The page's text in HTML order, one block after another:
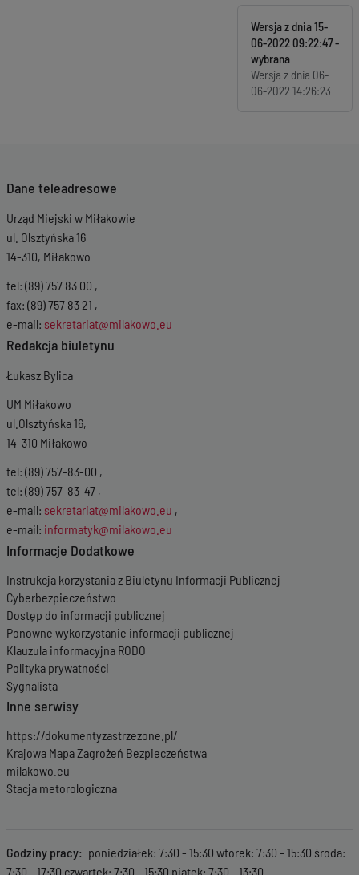
Wersja z dnia15-
06-2022 09:22:47
Wersja z dnia 06-
06-2022 14:26:23
Dane teleadresowe
Urząd Miejski w Miłakowie
ul. Olsztyńska 16
14-310, Miłakowo
tel: (89) 757 83 00 ,
fax: (89) 757 83 21 ,
e-mail: sekretariat@milakowo.eu
Redakcja biuletynu
Łukasz Bylica
UM Miłakowo
ul.Olsztyńska 16,
14-310 Miłakowo
tel: (89) 757-83-00 ,
tel: (89) 757-83-47 ,
e-mail: sekretariat@milakowo.eu ,
e-mail: informatyk@milakowo.eu
Informacje Dodatkowe
Instrukcja korzystania z Biuletynu Informacji Publicznej
Cyberbezpieczeństwo
Dostęp do informacji publicznej
Ponowne wykorzystanie informacji publicznej
Klauzula informacyjna RODO
Polityka prywatności
Sygnalista
Inne serwisy
https://dokumentyzastrzezone.pl/
Krajowa Mapa Zagrożeń Bezpieczeństwa
milakowo.eu
Stacja metorologiczna
Godziny pracy
poniedziałek: 7:30 - 15:30 wtorek: 7:30 - 15:30 środa:
7:30 - 17:30 czwartek: 7:30 - 15:30 piątek: 7:30 - 13:30